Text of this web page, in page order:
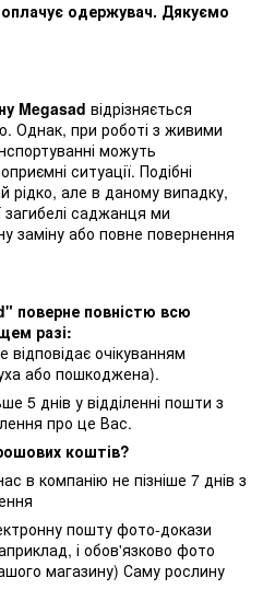
одержувач. Дякуємо
Megasad відрізняється
Однак, при роботі з живими
можуть
ситуації. Подібні
рідко, але в даному випадку,
саджанця ми
заміну або повне повернення
поверне повністю всю
разі:
очікуванням
або пошкоджена).
5 днів у відділенні пошти з
про це Вас.
коштів?
в компанію не пізніше 7 днів з
пошту фото-докази
і обов'язково фото
магазину) Саму рослину